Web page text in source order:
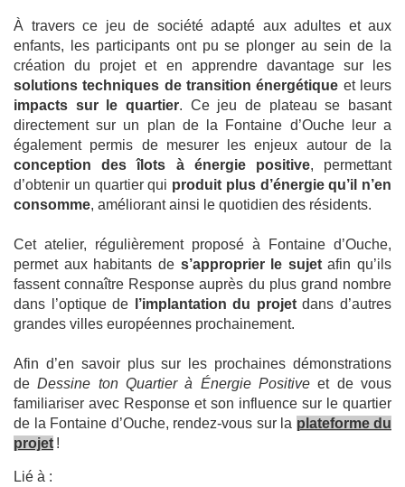
À travers ce jeu de société adapté aux adultes et aux
enfants, les participants ont pu se plonger au sein de la
création du projet et en apprendre davantage sur les
solutions techniques de transition énergétique et leurs
impacts sur le quartier. Ce jeu de plateau se basant
directement sur un plan de la Fontaine d’Ouche leur a
également permis de mesurer les enjeux autour de la
conception des îlots à énergie positive, permettant
d’obtenir un quartier qui produit plus d’énergie qu’il n’en
consomme, améliorant ainsi le quotidien des résidents.
Cet atelier, régulièrement proposé à Fontaine d’Ouche,
permet aux habitants de s’approprier le sujetafin qu’ils
fassent connaître Response auprès du plus grand nombre
dans l’optique de
l’implantation du projetdans d’autres
grandes villes européennes prochainement.
Afin d’en savoir plus sur les prochaines démonstrations
deDessine ton Quartier à Énergie Positive et de vous
familiariser avec Response et son influence sur le quartier
de la Fontaine d’Ouche, rendez-vous sur la plateforme du
projet !
Lié à :